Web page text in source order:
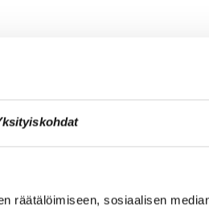
räätälöimiseen, sosiaalisen